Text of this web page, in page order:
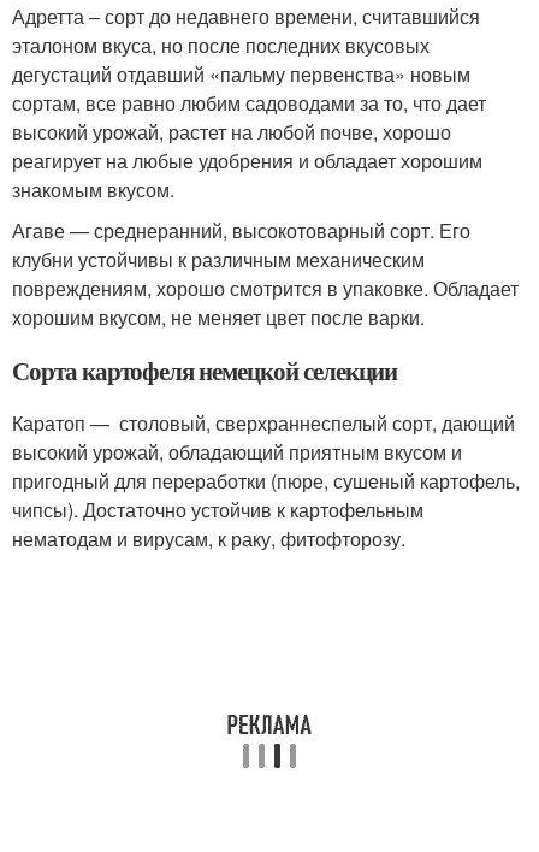
Адретта – сорт до недавнего времени, считавшийся
эталоном вкуса, но после последних вкусовых
дегустаций отдавший «пальму первенства» новым
сортам, все равно любим садоводами за то, что дает
высокий урожай, растет на любой почве, хорошо
реагирует на любые удобрения и обладает хорошим
знакомым вкусом.
Агаве — среднеранний, высокотоварный сорт. Его
клубни устойчивы к различным механическим
повреждениям, хорошо смотрится в упаковке. Обладает
хорошим вкусом, не меняет цвет после варки.
Сорта картофеля немецкой селекции
Каратоп — столовый, сверхраннеспелый сорт, дающий
высокий урожай, обладающий приятным вкусом и
пригодный для переработки (пюре, сушеный картофель,
чипсы). Достаточно устойчив к картофельным
нематодам и вирусам, к раку, фитофторозу.